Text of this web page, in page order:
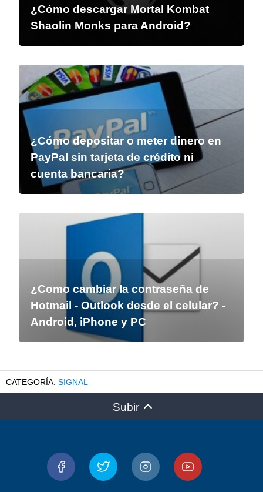
¿Cómo descargar Mortal Kombat
Shaolin Monks para Android?
¿Cómo depositar o meter dinero en
PayPal sin tarjeta de crédito ni
cuenta bancaria?
¿Como cambiar la contraseña de
Hotmail - Outlook desde el celular? -
Android, iPhone y PC
SIGNAL
Subir